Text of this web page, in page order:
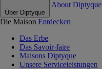
Über Diptyque
About Diptyque
Die Maison Entdecken
Das Erbe
Das Savoir-faire
Maisons Diptyque
Unsere Serviceleistungen